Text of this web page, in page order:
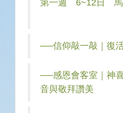
第一週 6~12日 馬
──信仰敲一敲｜復
──感恩會客室｜神
音與敬拜讚美